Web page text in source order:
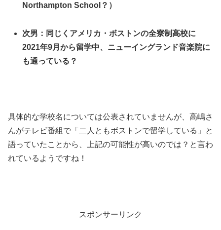
Northampton School？）
次男：同じくアメリカ・ボストンの全寮制高校に
2021年9月から留学中、ニューイングランド音楽院に
も通っている？
具体的な学校名については公表されていませんが、高嶋さ
んがテレビ番組で「二人ともボストンで留学している」と
語っていたことから、上記の可能性が高いのでは？と言わ
れているようですね！
スポンサーリンク